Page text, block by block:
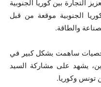
التجارة بين كوريا الجنوبية
الجنوبية موقعة من قبل
والطاقة.
ساهمت بشكل كبير في
يشهد على مشاركة السيد
تونس وكوريا.